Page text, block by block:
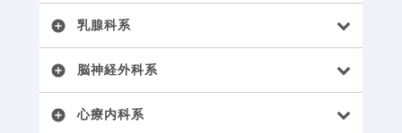
add_circle 乳腺科系
add_circle 脳神経外科系
add_circle 心療内科系